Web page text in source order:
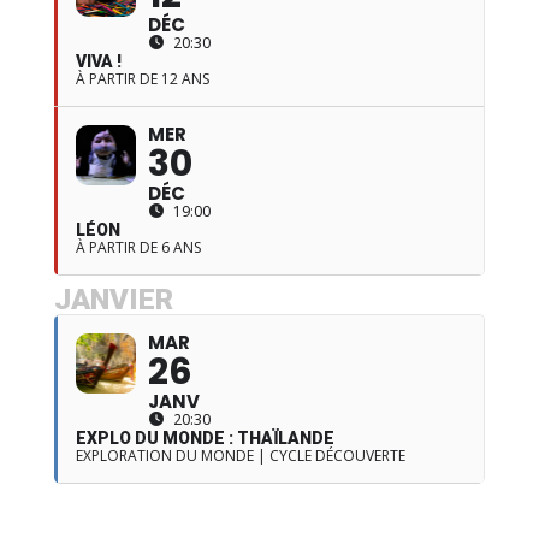
DÉC
20:30
VIVA !
À PARTIR DE 12 ANS
MER
30
DÉC
19:00
LÉON
À PARTIR DE 6 ANS
JANVIER
MAR
26
JANV
20:30
EXPLO DU MONDE : THAÏLANDE
EXPLORATION DU MONDE | CYCLE DÉCOUVERTE